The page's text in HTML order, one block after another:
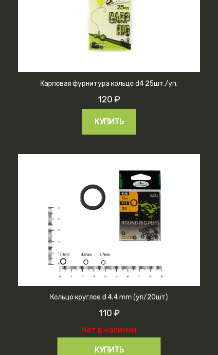
Карповая фурнитура кольцо d4 25шт./уп.
120 ₽
КУПИТЬ
Кольцо круглое d 4.4 mm (уп/20шт)
110 ₽
Нет в наличии
КУПИТЬ